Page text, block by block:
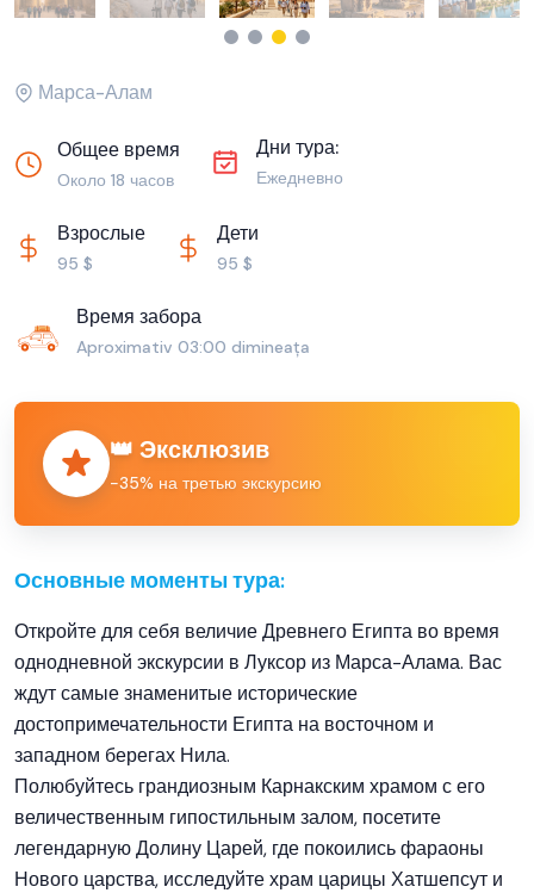
Марса-Алам
Общее время
Около 18 часов
Дни тура:
Ежедневно
Взрослые
95 $
Дети
95 $
Время забора
Aproximativ 03:00 dimineața
👑 Эксклюзив
−35% на третью экскурсию
Основные моменты тура:
Откройте для себя величие Древнего Египта во время
однодневной экскурсии в Луксор из Марса-Алама. Вас
ждут самые знаменитые исторические
достопримечательности Египта на восточном и
западном берегах Нила.
Полюбуйтесь грандиозным Карнакским храмом с его
величественным гипостильным залом, посетите
легендарную Долину Царей, где покоились фараоны
Нового царства, исследуйте храм царицы Хатшепсут и